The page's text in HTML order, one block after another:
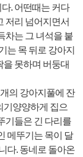
. 어떤때는 커다
저리 넘어지면서
차는 그 녀석을 붙
는 목 뒤로 강아지
못하며 버둥대
의 강아지풀에 잔
기양양하게 집으
기들은 긴 다리를
메뚜기는 목이 달
다. 동네로 돌아온